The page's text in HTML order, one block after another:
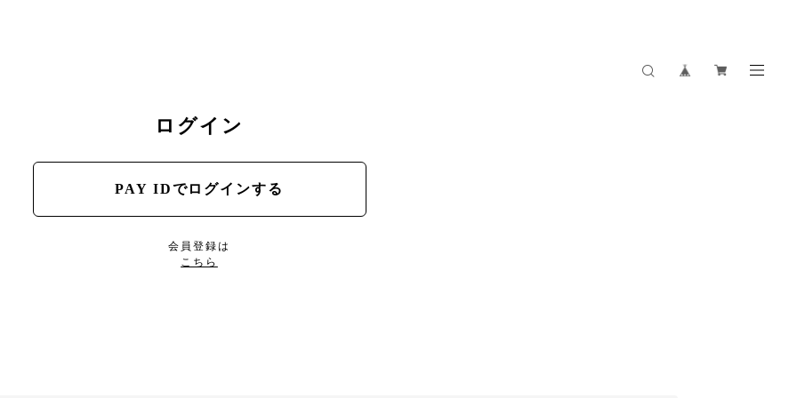
ログイン
PAY IDでログインする
会員登録は
こちら